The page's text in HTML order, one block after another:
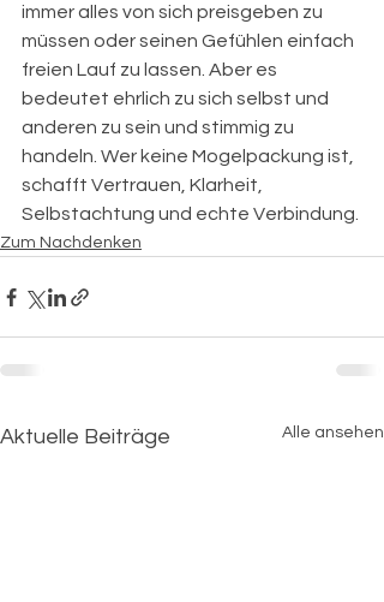
immer alles von sich preisgeben zu
müssen oder seinen Gefühlen einfach
freien Lauf zu lassen. Aber es
bedeutet ehrlich zu sich selbst und
anderen zu sein und stimmig zu
handeln. Wer keine Mogelpackung ist,
schafft Vertrauen, Klarheit,
Selbstachtung und echte Verbindung.
Zum Nachdenken
Aktuelle Beiträge Alle ansehen